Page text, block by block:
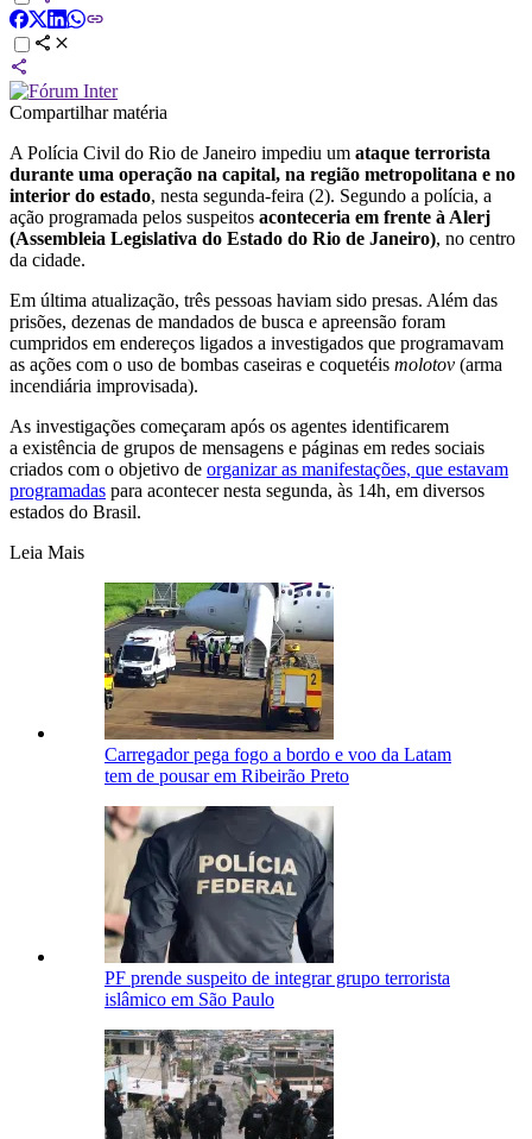
Compartilhar matéria
A Polícia Civil do Rio de Janeiro impediu um ataque terrorista
durante uma operação na capital, na região metropolitana e no
interior do estado, nesta segunda-feira (2). Segundo a polícia, a
ação programada pelos suspeitos aconteceria em frente à Alerj
(Assembleia Legislativa do Estado do Rio de Janeiro), no centro
da cidade.
Em última atualização, três pessoas haviam sido presas. Além das
prisões, dezenas de mandados de busca e apreensão foram
cumpridos em endereços ligados a investigados que programavam
as ações com o uso de bombas caseiras e coquetéis molotov (arma
incendiária improvisada).
As investigações começaram após os agentes identificarem
a existência de grupos de mensagens e páginas em redes sociais
criados com o objetivo de organizar as manifestações, que estavam
programadas para acontecer nesta segunda, às 14h, em diversos
estados do Brasil.
Leia Mais
Carregador pega fogo a bordo e voo da Latam
tem de pousar em Ribeirão Preto
PF prende suspeito de integrar grupo terrorista
islâmico em São Paulo